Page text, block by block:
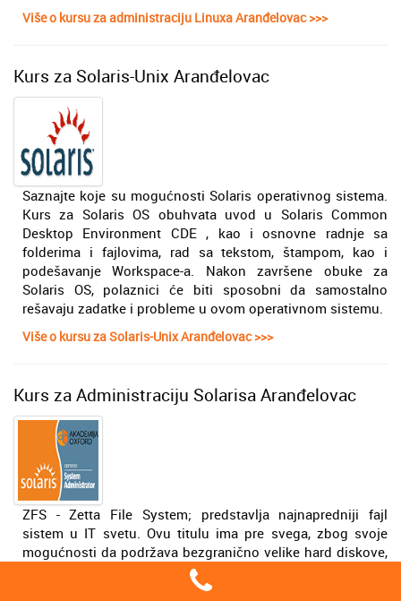
Više o kursu za administraciju Linuxa Aranđelovac >>>
Kurs za Solaris-Unix Aranđelovac
Saznajte koje su mogućnosti Solaris operativnog sistema.
Kurs za Solaris OS obuhvata uvod u Solaris Common
Desktop Environment CDE , kao i osnovne radnje sa
folderima i fajlovima, rad sa tekstom, štampom, kao i
podešavanje Workspace-a. Nakon završene obuke za
Solaris OS, polaznici će biti sposobni da samostalno
rešavaju zadatke i probleme u ovom operativnom sistemu.
Više o kursu za Solaris-Unix Aranđelovac >>>
Kurs za Administraciju Solarisa Aranđelovac
ZFS - Zetta File System; predstavlja najnapredniji fajl
sistem u IT svetu. Ovu titulu ima pre svega, zbog svoje
mogućnosti da podržava bezgranično velike hard diskove,
kao i zbog svoje opcije “snapshot”. ZFS se, između
ostalog, pokazao kao najbrži fajl sistem u mnogim